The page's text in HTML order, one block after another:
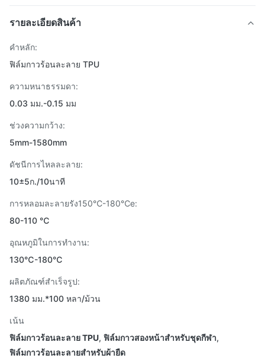
รายละเอียดสินค้า
คำหลัก:
ฟิล์มกาวร้อนละลาย TPU
ความหนาธรรมดา:
0.03 มม.-0.15 มม
ช่วงความกว้าง:
5mm-1580mm
ดัชนีการไหลละลาย:
10±5ก./10นาที
การหลอมละลายรัง150℃-180℃e:
80-110 ℃
อุณหภูมิในการทำงาน:
130℃-180℃
ผลิตภัณฑ์สำเร็จรูป:
1380 มม.*100 หลา/ม้วน
เน้น
ฟิล์มกาวร้อนละลาย TPU, ฟิล์มกาวสองหน้าสำหรับชุดกีฬา,
ฟิล์มกาวร้อนละลายสำหรับผ้ายืด